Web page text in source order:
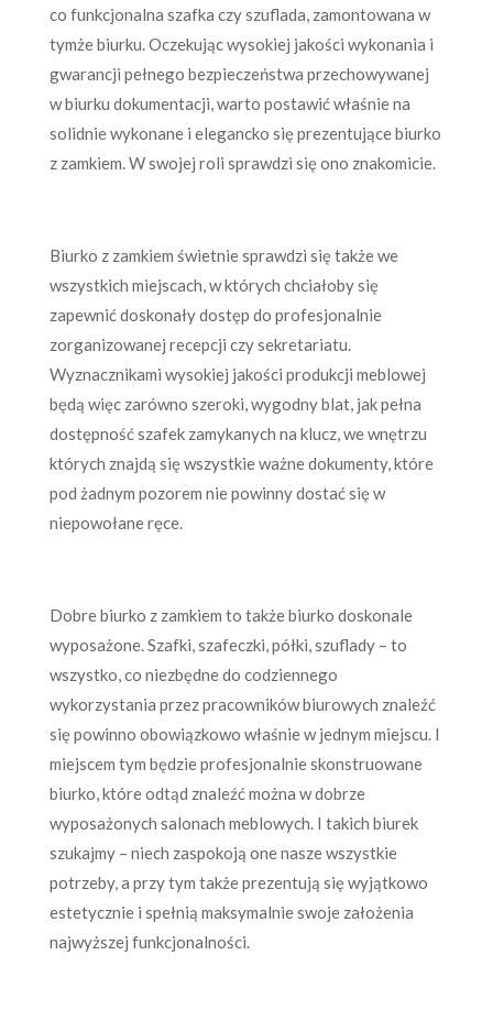
co funkcjonalna szafka czy szuflada, zamontowana w
tymże biurku. Oczekując wysokiej jakości wykonania i
gwarancji pełnego bezpieczeństwa przechowywanej
w biurku dokumentacji, warto postawić właśnie na
solidnie wykonane i elegancko się prezentujące biurko
z zamkiem. W swojej roli sprawdzi się ono znakomicie.
Biurko z zamkiem świetnie sprawdzi się także we
wszystkich miejscach, w których chciałoby się
zapewnić doskonały dostęp do profesjonalnie
zorganizowanej recepcji czy sekretariatu.
Wyznacznikami wysokiej jakości produkcji meblowej
będą więc zarówno szeroki, wygodny blat, jak pełna
dostępność szafek zamykanych na klucz, we wnętrzu
których znajdą się wszystkie ważne dokumenty, które
pod żadnym pozorem nie powinny dostać się w
niepowołane ręce.
Dobre biurko z zamkiem to także biurko doskonale
wyposażone. Szafki, szafeczki, półki, szuflady – to
wszystko, co niezbędne do codziennego
wykorzystania przez pracowników biurowych znaleźć
się powinno obowiązkowo właśnie w jednym miejscu. I
miejscem tym będzie profesjonalnie skonstruowane
biurko, które odtąd znaleźć można w dobrze
wyposażonych salonach meblowych. I takich biurek
szukajmy – niech zaspokoją one nasze wszystkie
potrzeby, a przy tym także prezentują się wyjątkowo
estetycznie i spełnią maksymalnie swoje założenia
najwyższej funkcjonalności.